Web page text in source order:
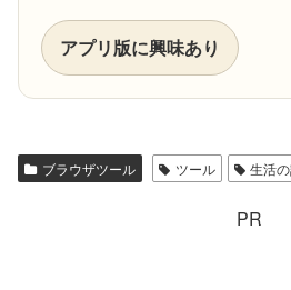
アプリ版に興味あり
ブラウザツール ツール 生活
PR